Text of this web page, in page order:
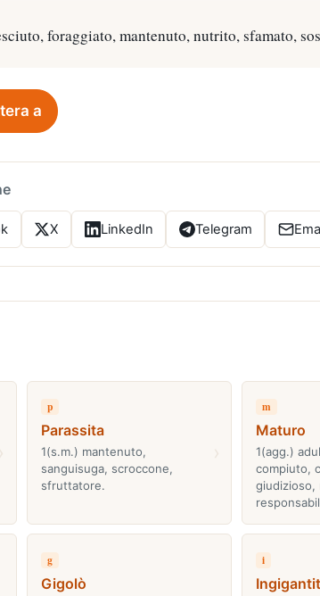
foraggiato, mantenuto, nutrito, sfamato,
a
X LinkedIn Telegram
p
Parassita
1(s.m.) mantenuto,
sanguisuga, scroccone,
sfruttatore.
m
Maturo
1(agg.)
compiuto,
giudizioso,
g
Gigolò
i